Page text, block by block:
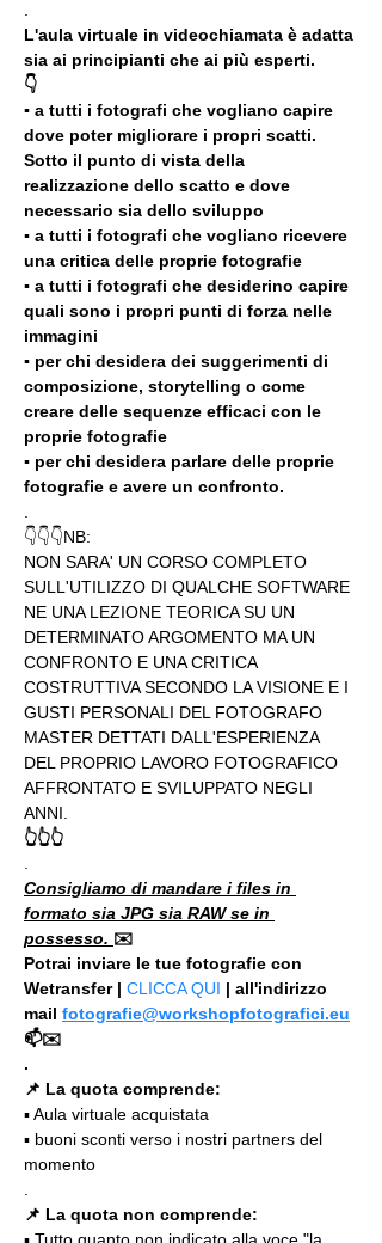
L'aula virtuale in videochiamata è adatta
sia ai principianti che ai più esperti.
👇
▪️ a tutti i fotografi che vogliano capire
dove poter migliorare i propri scatti.
Sotto il punto di vista della
realizzazione dello scatto e dove
necessario sia dello sviluppo
▪️ a tutti i fotografi che vogliano ricevere
una critica delle proprie fotografie
▪️ a tutti i fotografi che desiderino capire
quali sono i propri punti di forza nelle
immagini
▪️ per chi desidera dei suggerimenti di
composizione, storytelling o come
creare delle sequenze efficaci con le
proprie fotografie
▪️ per chi desidera parlare delle proprie
fotografie e avere un confronto.
👇👇👇NB:
NON SARA' UN CORSO COMPLETO
SULL'UTILIZZO DI QUALCHE SOFTWARE
NE UNA LEZIONE TEORICA SU UN
DETERMINATO ARGOMENTO MA UN
CONFRONTO E UNA CRITICA
COSTRUTTIVA SECONDO LA VISIONE E I
GUSTI PERSONALI DEL FOTOGRAFO
MASTER DETTATI DALL'ESPERIENZA
DEL PROPRIO LAVORO FOTOGRAFICO
AFFRONTATO E SVILUPPATO NEGLI
ANNI.
👆👆👆
Consigliamo di mandare i files in
formato sia JPG sia RAW se in
possesso. ✉️
Potrai inviare le tue fotografie con
Wetransfer | CLICCA QUI | all'indirizzo
mail fotografie@workshopfotografici.eu
📫✉️
.
📌 La quota comprende:
▪️ Aula virtuale acquistata
▪️ buoni sconti verso i nostri partners del
momento
📌 La quota non comprende: